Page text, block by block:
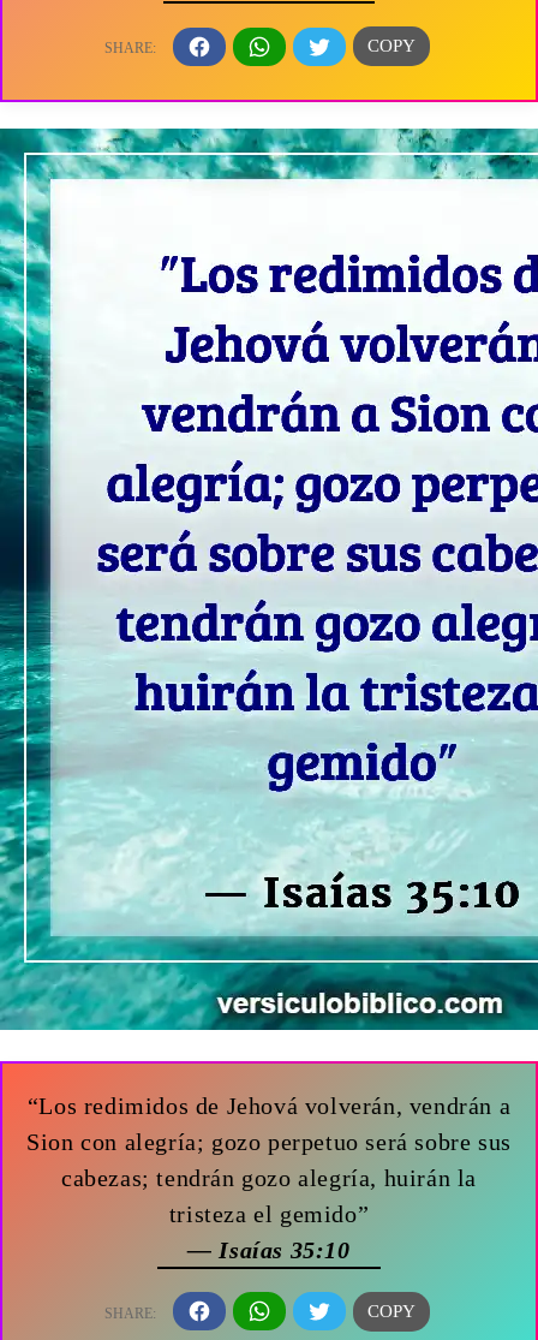
“Los redimidos de Jehová volverán, vendrán a
Sion con alegría; gozo perpetuo será sobre sus
cabezas; tendrán gozo alegría, huirán la
tristeza el gemido”
— Isaías 35:10